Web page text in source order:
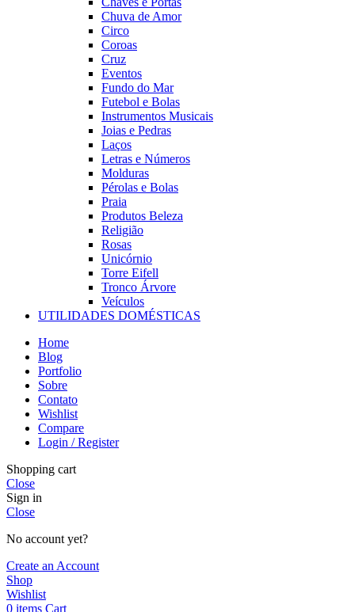
Chuva de Amor
Circo
Coroas
Cruz
Eventos
Fundo do Mar
Futebol e Bolas
Instrumentos Musicais
Joias e Pedras
Laços
Letras e Números
Molduras
Pérolas e Bolas
Praia
Produtos Beleza
Religião
Rosas
Unicórnio
Torre Eifell
Tronco Árvore
Veículos
UTILIDADES DOMÉSTICAS
Home
Blog
Portfolio
Sobre
Contato
Wishlist
Compare
Login / Register
Shopping cart
Close
Sign in
Close
No account yet?
Create an Account
Shop
Wishlist
0 items Cart